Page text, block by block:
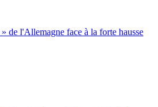
de l'Allemagne face à la forte hausse